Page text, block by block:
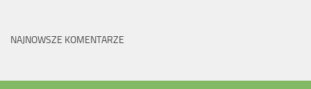
NAJNOWSZE KOMENTARZE